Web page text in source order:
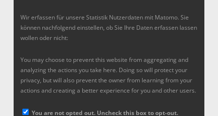
Wir erfassen für unsere Statistik Nutzerdaten mit Matomo. Sie
können nachfolgend einstellen, ob Sie Ihre Daten erfassen lassen
wollen oder nicht:
You may choose to prevent this website from aggregating and
analyzing the actions you take here. Doing so will protect your
privacy, but will also prevent the owner from learning from your
actions and creating a better experience for you and other users.
You are not opted out. Uncheck this box to opt-out.